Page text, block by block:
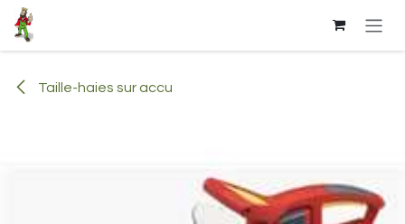
Se rendre au contenu
Taille-haies sur accu